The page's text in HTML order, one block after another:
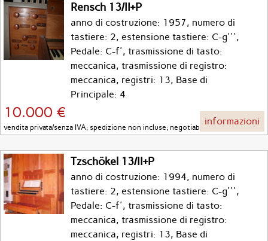
Rensch 13/II+P
anno di costruzione: 1957, numero di
tastiere: 2, estensione tastiere: C-g''',
Pedale: C-f', trasmissione di tasto:
meccanica, trasmissione di registro:
meccanica, registri: 13, Base di
Principale: 4
10.000 €
vendita privata/senza IVA; spedizione non incluse; negotiable;
informazioni
Tzschökel 13/II+P
anno di costruzione: 1994, numero di
tastiere: 2, estensione tastiere: C-g''',
Pedale: C-f', trasmissione di tasto:
meccanica, trasmissione di registro:
meccanica, registri: 13, Base di